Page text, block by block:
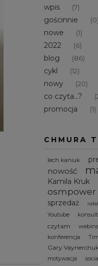
wpis (7)
gościnnie (0)
nowe (1)
2022 (6)
blog (86)
cykl (12)
nowy (20)
co czyta...?
promocja (1)
CHMURA
lech kaniuk
nowość
Kamila Kruk
osmpower
sprzedaż
Youtube
czytam
konferencja
Gary
motywacja